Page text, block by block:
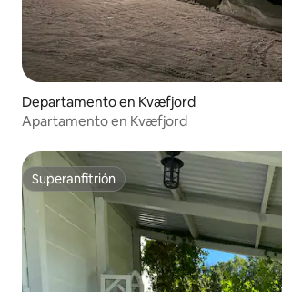
Departamento en Kvæfjord
Apartamento en Kvæfjord
Superanfitrión
Superanfitrión